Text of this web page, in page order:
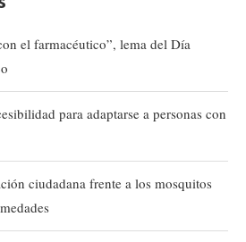
el farmacéutico”, lema del Día
para adaptarse a personas con
ciudadana frente a los mosquitos